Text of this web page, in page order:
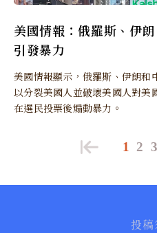
美國情報：俄羅斯、伊
引發暴力
美國情報顯示，俄羅斯、伊朗和
以分裂美國人並破壞美國人對美
在選民投票後煽動暴力。
1 2 3
投稿